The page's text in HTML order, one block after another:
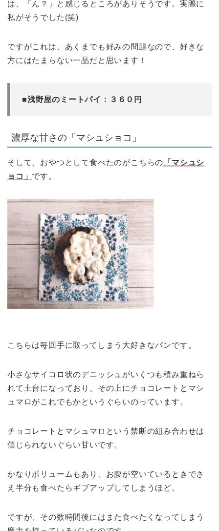
は、「ん？」と感じるところがありそうです。実際に
私がそうでした(笑)
ですがこれは、あくまでも好みの問題なので、好きな
方にはたまらない一品だと思います！
■浅野屋のミートパイ：３６０円
濃厚な甘さの「マシュショコ」
そして、おやつとして食べたのがこちらの 「マシュシ
ョコ」 です。
こちらは毎回手に取ってしまう大好きなパンです。
小さなサイコロ状のデニッシュがいくつも積み重ねら
れて土台になっており、その上にチョコレートとマシ
ュマロがこれでもかというぐらいのっています。
チョコレートとマシュマロという禁断の組み合わせは
信じられないぐらい甘いです。
かなりボリュームもあり、お腹が空いているときでさ
え半分も食べたらギブアップしてしまうほど。
ですが、その数時間後にはまた食べたくなってしまう